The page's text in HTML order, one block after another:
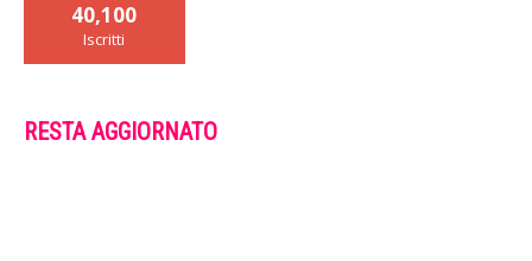
40,100
Iscritti
RESTA AGGIORNATO